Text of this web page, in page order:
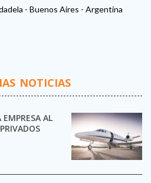
- Buenos Aires - Argentina
NOTICIAS
AL